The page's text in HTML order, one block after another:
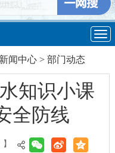
导
航
新闻中心 > 部门动态
知识小课
全防线
】